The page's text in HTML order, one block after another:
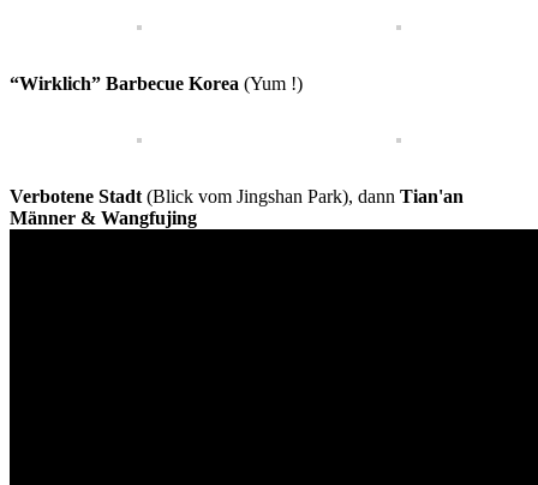
“Wirklich” Barbecue Korea (Yum !)
Verbotene Stadt(Blick vom Jingshan Park), dann Tian'an
Männer & Wangfujing